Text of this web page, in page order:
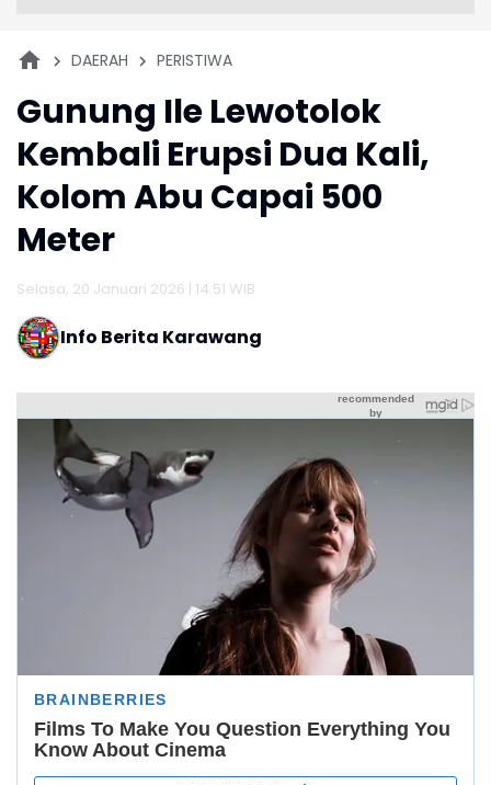
DAERAH PERISTIWA
Gunung Ile Lewotolok
Kembali Erupsi Dua Kali,
Kolom Abu Capai 500
Meter
Selasa, 20 Januari 2026 | 14:51 WIB
Info Berita Karawang